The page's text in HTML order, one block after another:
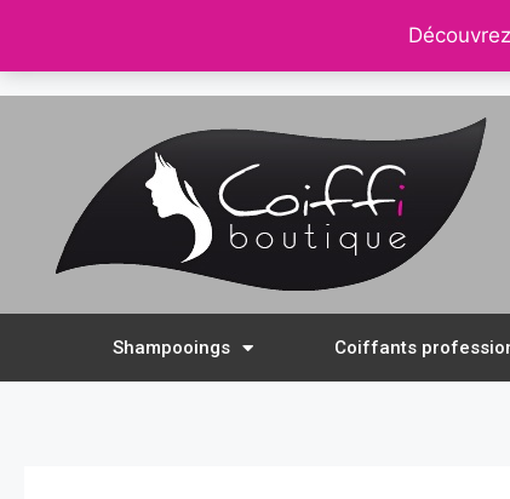
– tel.
Shampooings Coiffants